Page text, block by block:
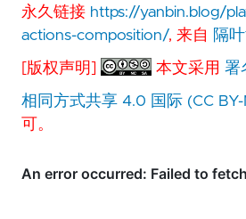
永久链接 https://yanbin.blog/
actions-composition/, 来自 隔
[版权声明] 本文采用署
相同方式共享 4.0 国际 (CC
可。